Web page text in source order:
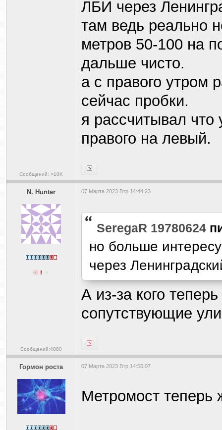
Сообщений: >10K
ЛБИ через
там ведь реально
метров 50-100 на
дальше чисто.
а с правого утром
сейчас пробки.
я рассчитывал что
правого на левый.
N. Hunter
Сообщений:4880
07 Марта 2023 Втр 14:44:23
SeregaR 19780624
но больше
через
А из-за кого
сопутствующие
Гормон роста 07 Марта 2023 Втр 14:55:07
Метромост теперь